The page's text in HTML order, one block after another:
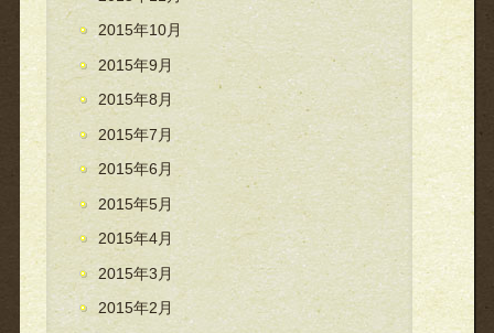
2015年10月
2015年9月
2015年8月
2015年7月
2015年6月
2015年5月
2015年4月
2015年3月
2015年2月